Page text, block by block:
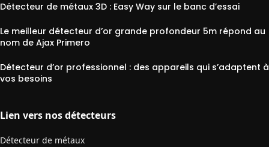
Détecteur de métaux 3D : Easy Way sur le banc d’essai
Le meilleur détecteur d’or grande profondeur 5m répond au
nom de Ajax Primero
Détecteur d’or professionnel : des appareils qui s’adaptent à
vos besoins
Lien vers nos détecteurs
Détecteur de métaux